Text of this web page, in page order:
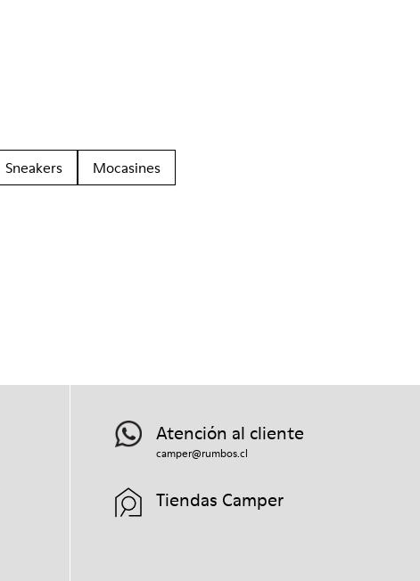
Sneakers
Mocasines
Atención al cliente
camper@rumbos.cl
Tiendas Camper